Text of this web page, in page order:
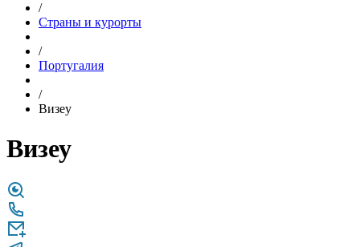
/
Страны и курорты
/
Португалия
/
Визеу
Визеу